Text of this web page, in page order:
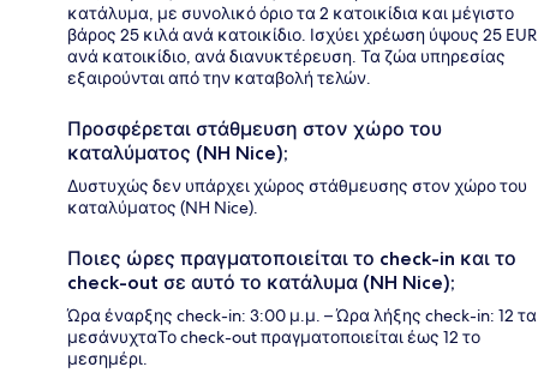
κατάλυμα, με συνολικό όριο τα 2 κατοικίδια και μέγιστο
βάρος 25 κιλά ανά κατοικίδιο. Ισχύει χρέωση ύψους 25 EUR
ανά κατοικίδιο, ανά διανυκτέρευση. Τα ζώα υπηρεσίας
εξαιρούνται από την καταβολή τελών.
Προσφέρεται στάθμευση στον χώρο του
καταλύματος (NH Nice);
Δυστυχώς δεν υπάρχει χώρος στάθμευσης στον χώρο του
καταλύματος (NH Nice).
Ποιες ώρες πραγματοποιείται το check-in και το
check-out σε αυτό το κατάλυμα (NH Nice);
Ώρα έναρξης check-in: 3:00 μ.μ. – Ώρα λήξης check-in: 12 τα
μεσάνυχταΤο check-out πραγματοποιείται έως 12 το
μεσημέρι.